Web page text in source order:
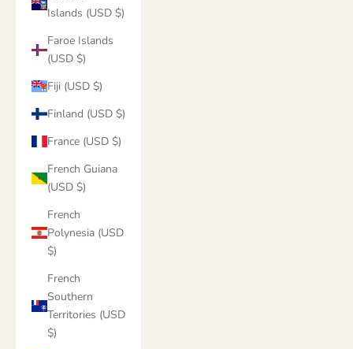
Islands (USD $)
Faroe Islands
(USD $)
Fiji (USD $)
Finland (USD $)
France (USD $)
French Guiana
(USD $)
French
Polynesia (USD
$)
French
Southern
Territories (USD
$)